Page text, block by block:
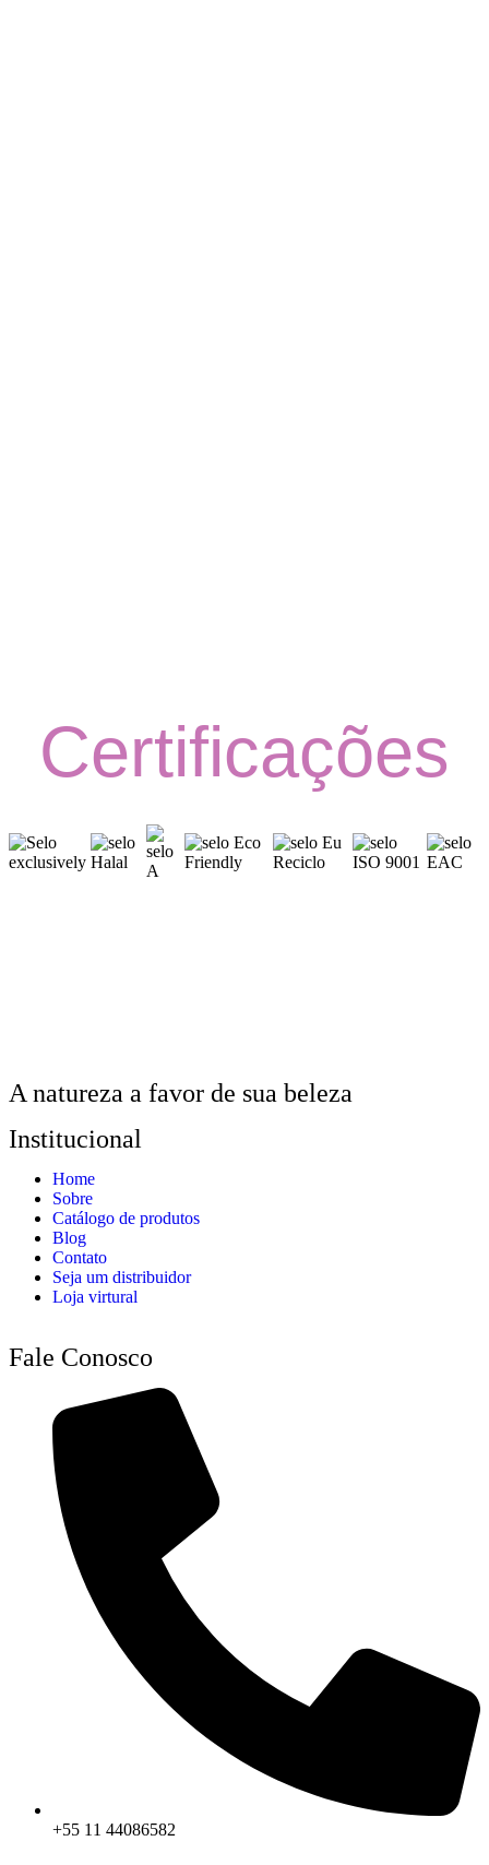
Certificações
A natureza a favor de sua beleza
Institucional
Home
Sobre
Catálogo de produtos
Blog
Contato
Seja um distribuidor
Loja virtural
Fale Conosco
+55 11 44086582